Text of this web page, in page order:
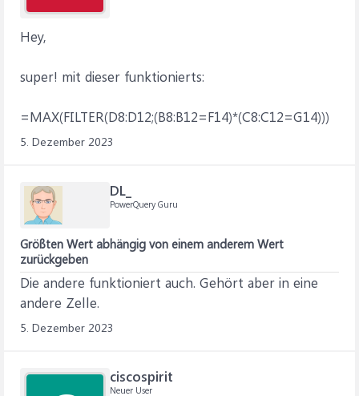
Hey,
super! mit dieser funktionierts:
=MAX(FILTER(D8:D12;(B8:B12=F14)*(C8:C12=G14)))
5. Dezember 2023
DL_
PowerQuery Guru
Größten Wert abhängig von einem anderem Wert
zurückgeben
Die andere funktioniert auch. Gehört aber in eine
andere Zelle.
5. Dezember 2023
ciscospirit
Neuer User